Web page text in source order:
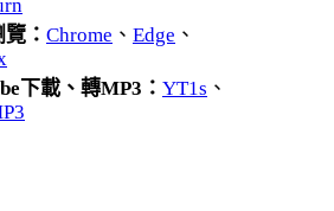
： Chrome 、 Edge 、
下載、轉MP3： YT1s 、